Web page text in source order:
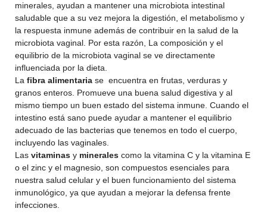
minerales, ayudan a mantener una microbiota intestinal
saludable que a su vez mejora la digestión, el metabolismo y
la respuesta inmune además de contribuir en la salud de la
microbiota vaginal. Por esta razón, La composición y el
equilibrio de la microbiota vaginal se ve directamente
influenciada por la dieta.
La fibra alimentaria se encuentra en frutas, verduras y
granos enteros. Promueve una buena salud digestiva y al
mismo tiempo un buen estado del sistema inmune. Cuando el
intestino está sano puede ayudar a mantener el equilibrio
adecuado de las bacterias que tenemos en todo el cuerpo,
incluyendo las vaginales.
Las vitaminas y minerales como la vitamina C y la vitamina E
o el zinc y el magnesio, son compuestos esenciales para
nuestra salud celular y el buen funcionamiento del sistema
inmunológico, ya que ayudan a mejorar la defensa frente
infecciones.